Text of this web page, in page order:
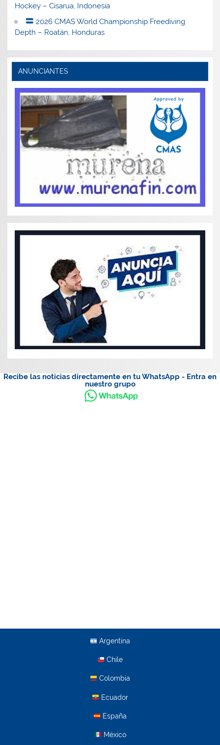
Hockey – Cisarua, Indonesia
2026 CMAS World Championship Freediving
Depth – Roatán, Honduras
ANUNCIANTES
Recibe las noticias directamente en tu WhatsApp - Entra en
nuestro grupo
Argentina
Chile
Colombia
Ecuador
España
México